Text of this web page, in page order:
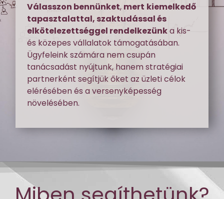
Válasszon bennünket, mert kiemelkedő
tapasztalattal, szaktudással és
elkötelezettséggel rendelkezünka kis-
és közepes vállalatok támogatásában.
Ügyfeleink számára nem csupán
tanácsadást nyújtunk, hanem stratégiai
partnerként segítjük őket az üzleti célok
elérésében és a versenyképesség
növelésében.